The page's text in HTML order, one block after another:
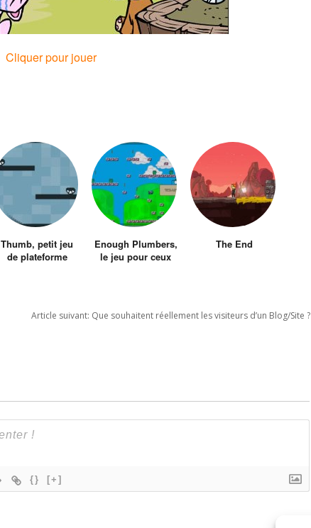
Cliquer pour jouer
Thumb, petit jeu
de plateforme
Enough Plumbers,
le jeu pour ceux
The End
Article suivant: Que souhaitent réellement les visiteurs d’un Blog/Site ?
{} [+]